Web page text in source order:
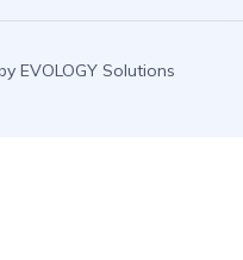
EVOLOGY Solutions